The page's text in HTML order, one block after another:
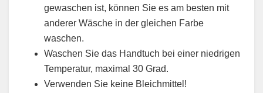
gewaschen ist, können Sie es am besten mit
anderer Wäsche in der gleichen Farbe
waschen.
Waschen Sie das Handtuch bei einer niedrigen
Temperatur, maximal 30 Grad.
Verwenden Sie keine Bleichmittel!